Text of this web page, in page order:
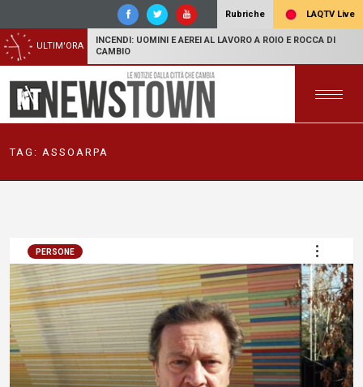
Rubriche LAQTV Live
ULTIM'ORA
INCENDI: UOMINI E AEREI AL LAVORO A ROIO E ROCCA DI
CAMBIO
TAG: ASSOARPA
PERSONE